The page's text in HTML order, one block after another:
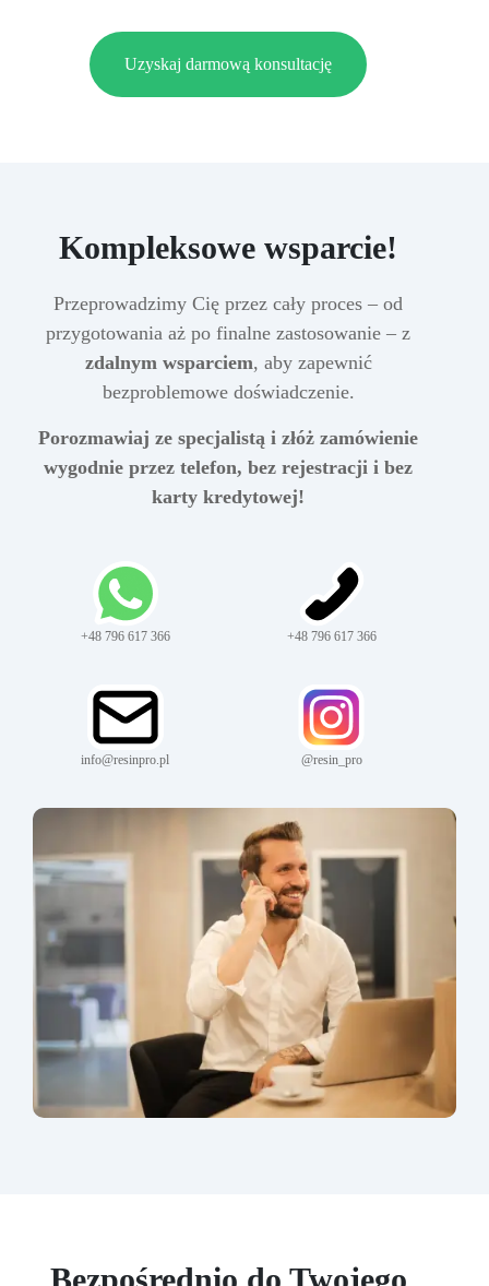
Uzyskaj darmową konsultację
Kompleksowe wsparcie!
Przeprowadzimy Cię przez cały proces – od
przygotowania aż po finalne zastosowanie – z
zdalnym wsparciem, aby zapewnić
bezproblemowe doświadczenie.
Porozmawiaj ze specjalistą i złóż zamówienie
wygodnie przez telefon, bez rejestracji i bez
karty kredytowej!
+48 796 617 366 +48 796 617 366
info@resinpro.pl @resin_pro